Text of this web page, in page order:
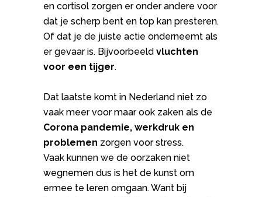
en cortisol zorgen er onder andere voor
dat je scherp bent en top kan presteren.
Of dat je de juiste actie onderneemt als
er gevaar is. Bijvoorbeeld vluchten
voor een tijger.
Dat laatste komt in Nederland niet zo
vaak meer voor maar ook zaken als de
Corona pandemie, werkdruk en
problemen zorgen voor stress.
Vaak kunnen we de oorzaken niet
wegnemen dus is het de kunst om
ermee te leren omgaan. Want bij